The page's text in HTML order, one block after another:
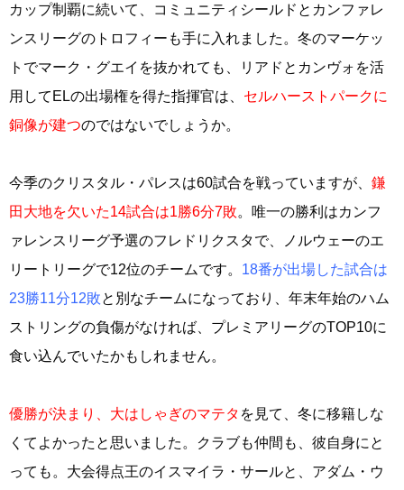
カップ制覇に続いて、コミュニティシールドとカンファレ
ンスリーグのトロフィーも手に入れました。冬のマーケッ
トでマーク・グエイを抜かれても、リアドとカンヴォを活
用してELの出場権を得た指揮官は、 セルハーストパークに
銅像が建つのではないでしょうか。
今季のクリスタル・パレスは60試合を戦っていますが、 鎌
田大地を欠いた14試合は1勝6分7敗。唯一の勝利はカンフ
ァレンスリーグ予選のフレドリクスタで、ノルウェーのエ
リートリーグで12位のチームです。 18番が出場した試合は
23勝11分12敗と別なチームになっており、年末年始のハム
ストリングの負傷がなければ、プレミアリーグのTOP10に
食い込んでいたかもしれません。
優勝が決まり、大はしゃぎのマテタ を見て、冬に移籍しな
くてよかったと思いました。クラブも仲間も、彼自身にと
っても。大会得点王のイスマイラ・サールと、アダム・ウ